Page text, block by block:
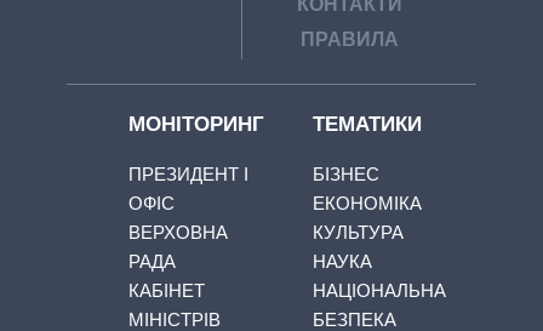
КОНТАКТИ
ПРАВИЛА
МОНІТОРИНГ
ПРЕЗИДЕНТ І
ОФІС
ВЕРХОВНА
РАДА
КАБІНЕТ
МІНІСТРІВ
ТЕМАТИКИ
БІЗНЕС
ЕКОНОМІКА
КУЛЬТУРА
НАУКА
НАЦІОНАЛЬНА
БЕЗПЕКА